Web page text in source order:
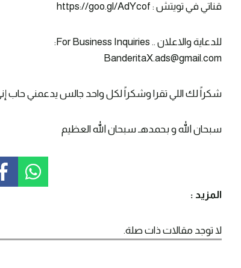
قناتي في تويتش : https://goo.gl/AdYcof
للدعاية والاعلان .. For Business Inquiries:
BanderitaX.ads@gmail.com
شكراً لك اللي تقرا وشكراً لكل واحد جالس يدعمني حاب
سبحان الله و بحمدهـ سبحان الله العظيم
المزيد :
لا توجد مقالات ذات صلة.